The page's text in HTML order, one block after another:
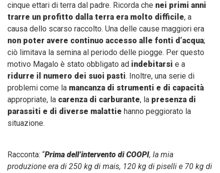
cinque ettari di terra dal padre. Ricorda che nei primi anni
trarre un profitto dalla terra era molto difficile, a
causa dello scarso raccolto. Una delle cause maggiori era
non poter avere continuo accesso alle fonti d’acqua;
ciò limitava la semina al periodo delle piogge. Per questo
motivo Magalo è stato obbligato ad indebitarsi e a
ridurre il numero dei suoi pasti. Inoltre, una serie di
problemi come la mancanza di strumenti e di capacità
appropriate, la carenza di carburante, la presenza di
parassiti e di diverse malattie hanno peggiorato la
situazione.
Racconta: “Prima dell’intervento di COOPI, la mia
produzione era di 250 kg di mais, 120 kg di piselli e 70 kg di